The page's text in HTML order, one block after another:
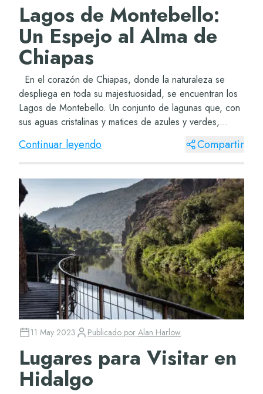
Lagos de Montebello:
Un Espejo al Alma de
Chiapas
En el corazón de Chiapas, donde la naturaleza se
despliega en toda su majestuosidad, se encuentran los
Lagos de Montebello. Un conjunto de lagunas que, con
sus aguas cristalinas y matices de azules y verdes,
reflejan no solo el cielo, sino tam...
Continuar leyendo Compartir
11 May 2023 Publicado por Alan Harlow
Lugares para Visitar en
Hidalgo